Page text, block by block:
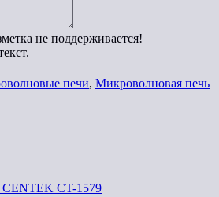
не поддерживается!
печи, Микроволновая печь